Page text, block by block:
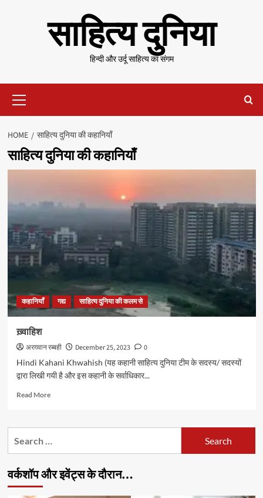
साहित्य दुनिया
हिन्दी और उर्दू साहित्य का संगम
Menu
HOME साहित्य दुनिया की कहानियाँ
साहित्य दुनिया की कहानियाँ
कहानियाँ गद्य साहित्य दुनिया की कलम से
ख़्वाहिश
अरग़वान रब्बही December 25, 2023
0
Hindi Kahani Khwahish (यह कहानी साहित्य दुनिया टीम के सदस्य/ सदस्यों
द्वारा लिखी गयी है और इस कहानी के सर्वाधिकार...
Read MoreRead
ख़्वाहिश
वर्कशॉप और इवेंट्स के दौरान…